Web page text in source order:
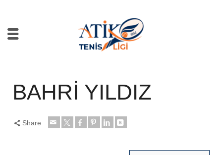
BAHRİ YILDIZ
Share